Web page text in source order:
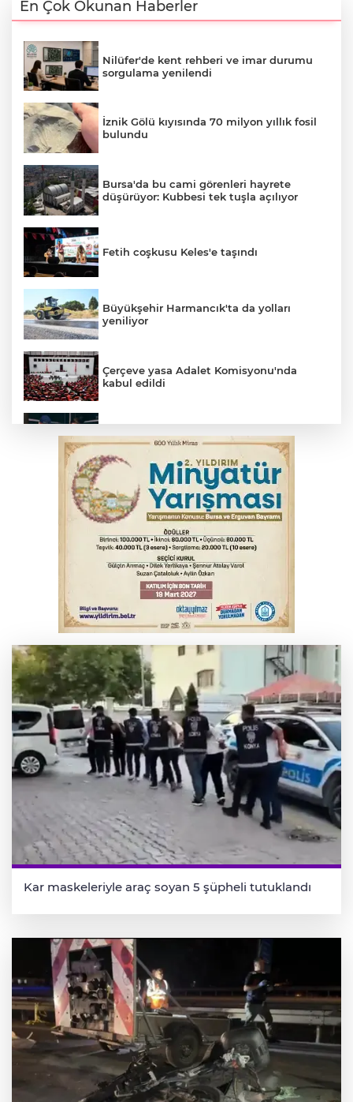
En Çok Okunan Haberler
Nilüfer'de kent rehberi ve imar durumu
sorgulama yenilendi
İznik Gölü kıyısında 70 milyon yıllık fosil
bulundu
Bursa'da bu cami görenleri hayrete
düşürüyor: Kubbesi tek tuşla açılıyor
Fetih coşkusu Keles'e taşındı
Büyükşehir Harmancık'ta da yolları
yeniliyor
Çerçeve yasa Adalet Komisyonu'nda
kabul edildi
kişi tutuklandı
İnegöl’de yangın paniği! Apartmana
sıçrayan alevler söndürüldü
Serbest piyasada döviz fiyatları
Otomobil kanala uçtu: 2 yaralı
Kar maskeleriyle araç soyan 5 şüpheli tutuklandı